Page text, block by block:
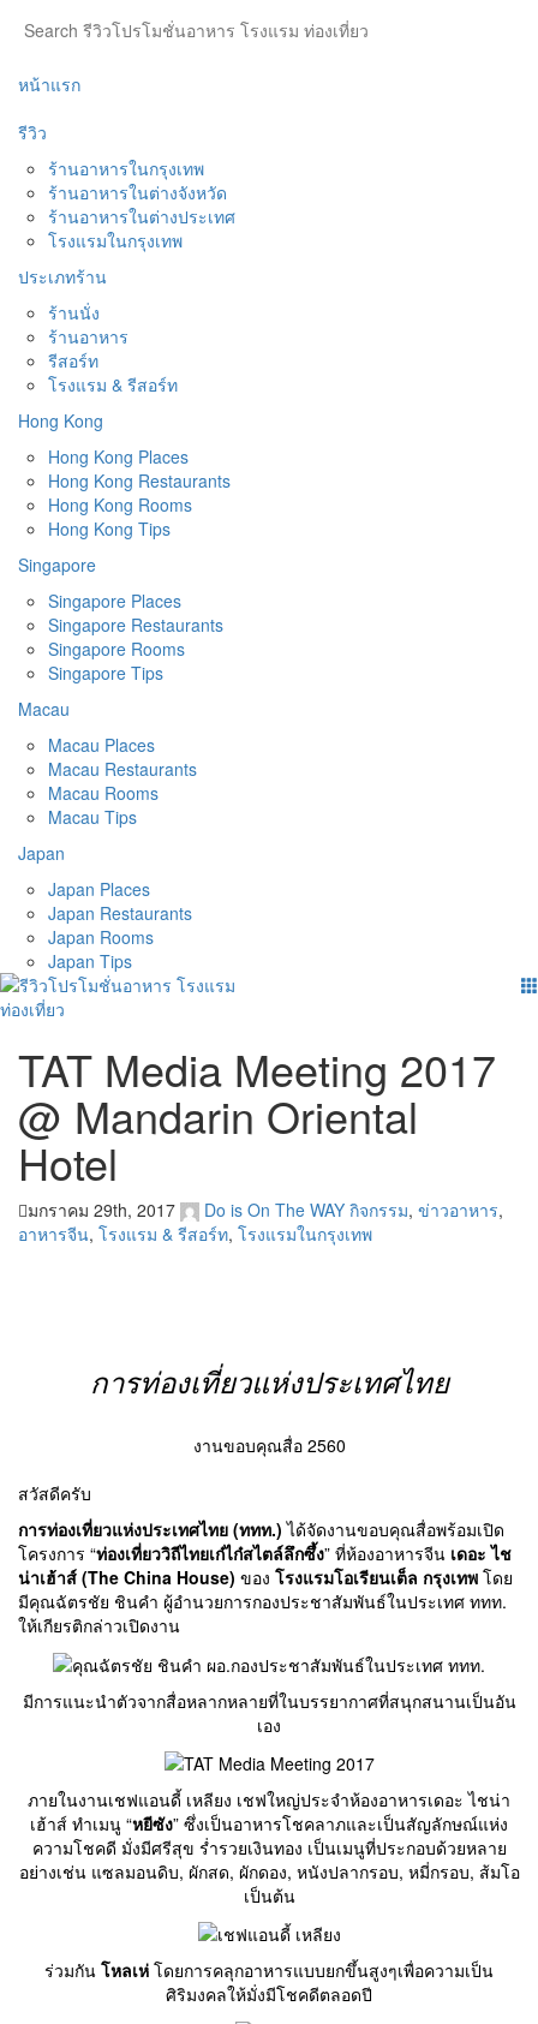
หน้าแรก
รีวิว
ร้านอาหารในกรุงเทพ
ร้านอาหารในต่างจังหวัด
ร้านอาหารในต่างประเทศ
โรงแรมในกรุงเทพ
ประเภทร้าน
ร้านนั่ง
ร้านอาหาร
รีสอร์ท
โรงแรม & รีสอร์ท
Hong Kong
Hong Kong Places
Hong Kong Restaurants
Hong Kong Rooms
Hong Kong Tips
Singapore
Singapore Places
Singapore Restaurants
Singapore Rooms
Singapore Tips
Macau
Macau Places
Macau Restaurants
Macau Rooms
Macau Tips
Japan
Japan Places
Japan Restaurants
Japan Rooms
Japan Tips
TAT Media Meeting 2017
@ Mandarin Oriental
Hotel
มกราคม 29th, 2017 Do is On The WAY กิจกรรม, ข่าวอาหาร,
อาหารจีน, โรงแรม & รีสอร์ท, โรงแรมในกรุงเทพ
การท่องเที่ยวแห่งประเทศไทย
งานขอบคุณสื่อ 2560
สวัสดีครับ
การท่องเที่ยวแห่งประเทศไทย (ททท.) ได้จัดงานขอบคุณสื่อพร้อมเปิด
โครงการ “ท่องเที่ยววิถีไทยเก๋ไก๋สไตล์ลึกซึ้ง” ที่ห้องอาหารจีน เดอะ ไช
น่าเฮ้าส์ (The China House) ของ โรงแรมโอเรียนเต็ล กรุงเทพ โดย
มีคุณฉัตรชัย ชินคำ ผู้อำนวยการกองประชาสัมพันธ์ในประเทศ ททท.
ให้เกียรติกล่าวเปิดงาน
มีการแนะนำตัวจากสื่อหลากหลายที่ในบรรยากาศที่สนุกสนานเป็นอัน
เอง
ภายในงานเชฟแอนดี้ เหลียง เชฟใหญ่ประจำห้องอาหารเดอะ ไชน่า
เฮ้าส์ ทำเมนู “หยีซัง” ซึ่งเป็นอาหารโชคลาภและเป็นสัญลักษณ์แห่ง
ความโชคดี มั่งมีศรีสุข ร่ำรวยเงินทอง เป็นเมนูที่ประกอบด้วยหลาย
อย่างเช่น แซลมอนดิบ, ผักสด, ผักดอง, หนังปลากรอบ, หมี่กรอบ, ส้มโอ
เป็นต้น
ร่วมกัน โหลเห่ โดยการคลุกอาหารแบบยกขึ้นสูงๆเพื่อความเป็น
ศิริมงคลให้มั่งมีโชคดีตลอดปี